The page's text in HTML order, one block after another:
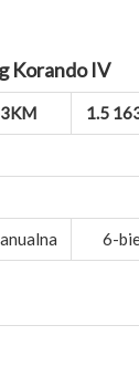
Korando IV
1.5
6-